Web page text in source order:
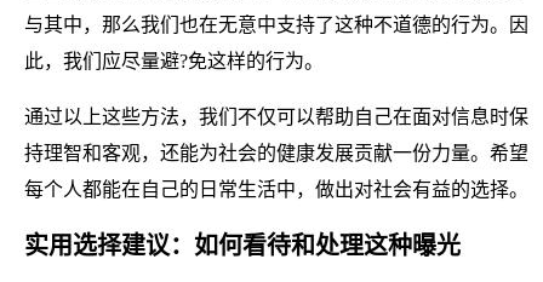
与其中，那么我们也在无意中支持了这种不道德的行为。因
此，我们应尽量避?免这样的行为。
通过以上这些方法，我们不仅可以帮助自己在面对信息时保
持理智和客观，还能为社会的健康发展贡献一份力量。希望
每个人都能在自己的日常生活中，做出对社会有益的选择。
实用选择建议：如何看待和处理这种曝光